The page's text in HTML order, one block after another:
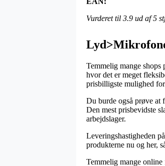
Vurderet til 3.9 ud af 5
Temmelig mange
hvor det er meget
prisbilligste mulighed
Du burde også prøve at
Den mest prisbevidste
arbejdslager.
Leveringshastigheden
produkterne nu og her,
Temmelig mange